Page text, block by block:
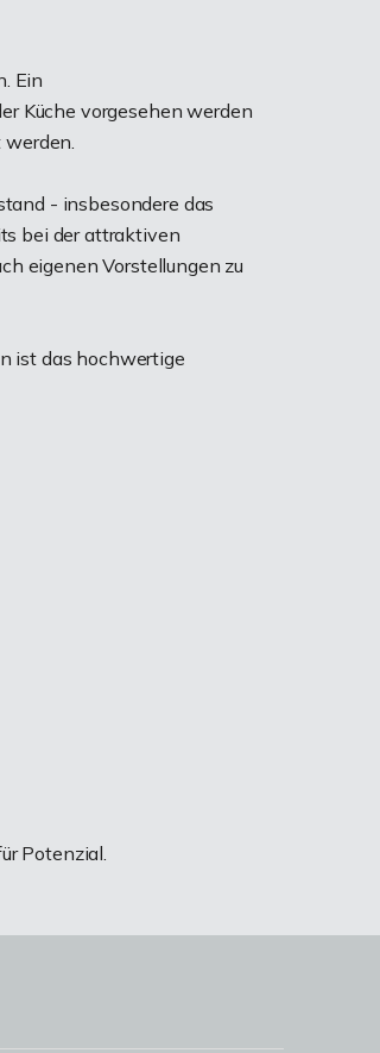
Ein
Küche vorgesehen werden
werden.
- insbesondere das
bei der attraktiven
eigenen Vorstellungen zu
ist das hochwertige
Potenzial.